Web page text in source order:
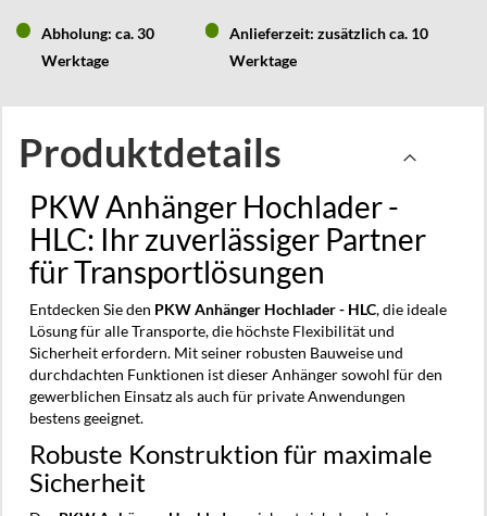
Abholung: ca. 30
Werktage
Anlieferzeit: zusätzlich ca. 10
Werktage
Produktdetails
PKW Anhänger Hochlader -
HLC: Ihr zuverlässiger Partner
für Transportlösungen
Entdecken Sie den PKW Anhänger Hochlader - HLC, die ideale
Lösung für alle Transporte, die höchste Flexibilität und
Sicherheit erfordern. Mit seiner robusten Bauweise und
durchdachten Funktionen ist dieser Anhänger sowohl für den
gewerblichen Einsatz als auch für private Anwendungen
bestens geeignet.
Robuste Konstruktion für maximale
Sicherheit